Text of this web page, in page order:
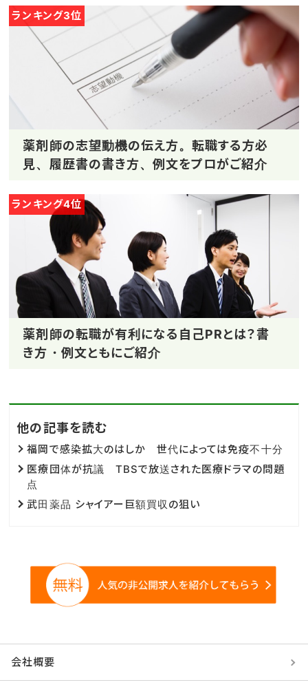
ランキング3位
薬剤師の志望動機の伝え方。転職する方必
見、履歴書の書き方、例文をプロがご紹介
ランキング4位
薬剤師の転職が有利になる自己PRとは？書
き方・例文ともにご紹介
他の記事を読む
福岡で感染拡大のはしか 世代によっては免疫不十分
医療団体が抗議 TBSで放送された医療ドラマの問題
点
武田薬品 シャイアー巨額買収の狙い
会社概要